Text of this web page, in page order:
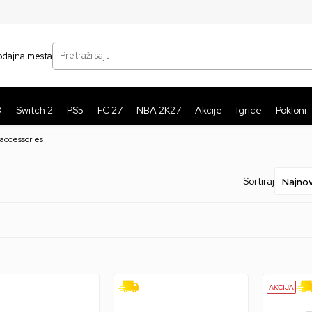
mesta
Pretraži sajt
Switch 2 PS5 FC 27 NBA 2K27 Akcije Igrice Pokloni
Sortiraj